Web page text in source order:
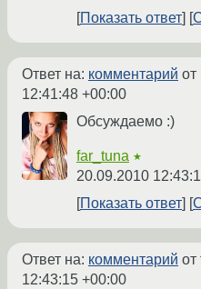
Показать ответ
Ответ на: комментарий от
12:41:48 +00:00
Обсуждаемо :)
far_tuna ★
20.09.2010
Показать ответ
Ответ на: комментарий от
12:43:15 +00:00